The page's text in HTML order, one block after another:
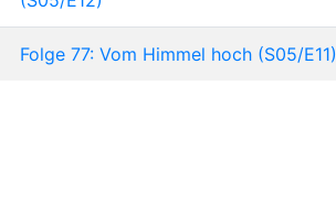
Folge 77: Vom Himmel hoch (S05/E11)